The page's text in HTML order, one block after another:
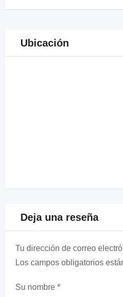
Ubicación
Deja una reseña
Tu dirección de correo
Los campos obligatorios
Su nombre *